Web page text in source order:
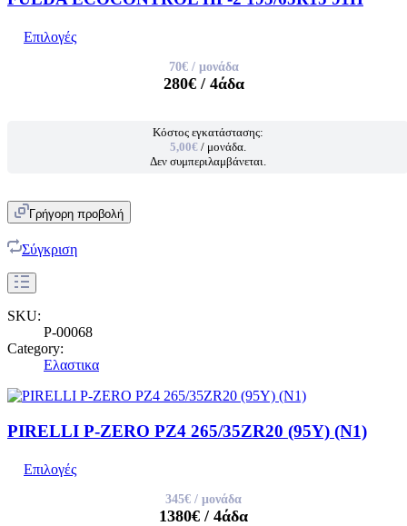
Επιλογές
70€/ μονάδα
280€/ 4άδα
Κόστος εγκατάστασης:
5,00€ / μονάδα.
Δεν συμπεριλαμβάνεται.
Γρήγορη προβολή
Σύγκριση
SKU:
P-00068
Category:
Ελαστικα
PIRELLI P-ZERO PZ4 265/35ZR20 (95Y) (N1)
Επιλογές
345€ / μονάδα
1380€ / 4άδα